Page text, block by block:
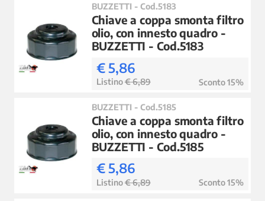
BUZZETTI - Cod.5183
Chiave a coppa smonta filtro
olio, con innesto quadro -
BUZZETTI - Cod.5183
€ 5,86
Listino€ 6,89 Sconto 15%
BUZZETTI - Cod.5185
Chiave a coppa smonta filtro
olio, con innesto quadro -
BUZZETTI - Cod.5185
€ 5,86
Listino€ 6,89 Sconto 15%